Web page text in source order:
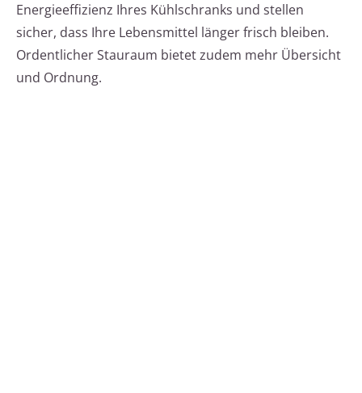
Energieeffizienz Ihres Kühlschranks und stellen
sicher, dass Ihre Lebensmittel länger frisch bleiben.
Ordentlicher Stauraum bietet zudem mehr Übersicht
und Ordnung.